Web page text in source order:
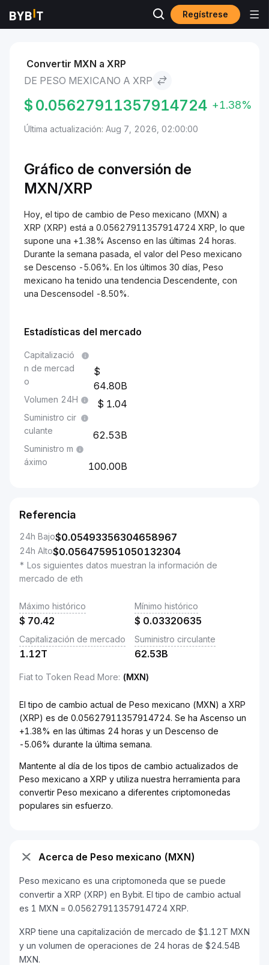
Regístrese
Mercados Peso mexicano to XRP
Convertir MXN a XRP
DE PESO MEXICANO A XRP
$ 0.05627911357914724 +1.38%
Última actualización: Aug 7, 2026, 02:00:00
Gráfico de conversión de
MXN/XRP
Hoy, el tipo de cambio de Peso mexicano (MXN) a
XRP (XRP) está a 0.05627911357914724 XRP, lo que
supone una +1.38% Ascenso en las últimas 24 horas.
Durante la semana pasada, el valor del Peso mexicano
se Descenso -5.06%. En los últimos 30 días, Peso
mexicano ha tenido una tendencia Descendente, con
una Descensodel -8.50%.
Estadísticas del mercado
Capitalizació
n de mercad
o
64.80B
Volumen 24H 1.04
Suministro cir
culante
62.53B
Suministro m
áximo
100.00B
Referencia
24h Bajo$0.05493356304658967
24h Alto$0.056475951050132304
* Los siguientes datos muestran la información de
mercado de eth
Máximo histórico
$ 70.42
Mínimo histórico
$ 0.03320635
Capitalización de mercado
1.12T
Suministro circulante
62.53B
Fiat to Token Read More: (MXN)
El tipo de cambio actual de Peso mexicano (MXN) a XRP
(XRP) es de 0.05627911357914724. Se ha Ascenso un
+1.38% en las últimas 24 horas y un Descenso de
-5.06% durante la última semana.
Mantente al día de los tipos de cambio actualizados de
Peso mexicano a XRP y utiliza nuestra herramienta para
convertir Peso mexicano a diferentes criptomonedas
populares sin esfuerzo.
Acerca de Peso mexicano (MXN)
Peso mexicano es una criptomoneda que se puede
convertir a XRP (XRP) en Bybit. El tipo de cambio actual
es 1 MXN = 0.05627911357914724 XRP.
XRP tiene una capitalización de mercado de $1.12T MXN
y un volumen de operaciones de 24 horas de $24.54B
MXN.